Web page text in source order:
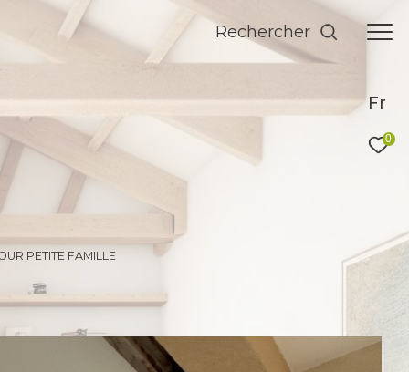
Fr
0
Rechercher
PETITE FAMILLE